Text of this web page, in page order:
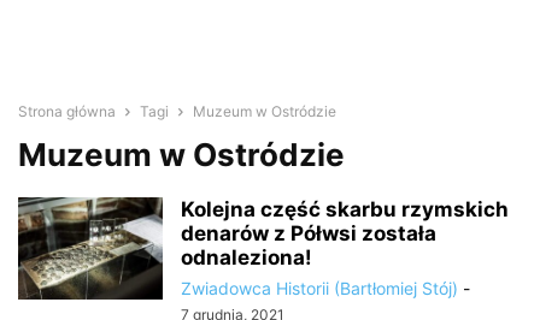
Strona główna Tagi Muzeum w Ostródzie
Muzeum w Ostródzie
Kolejna część skarbu rzymskich
denarów z Półwsi została
odnaleziona!
Zwiadowca Historii (Bartłomiej Stój) -
7 grudnia, 2021